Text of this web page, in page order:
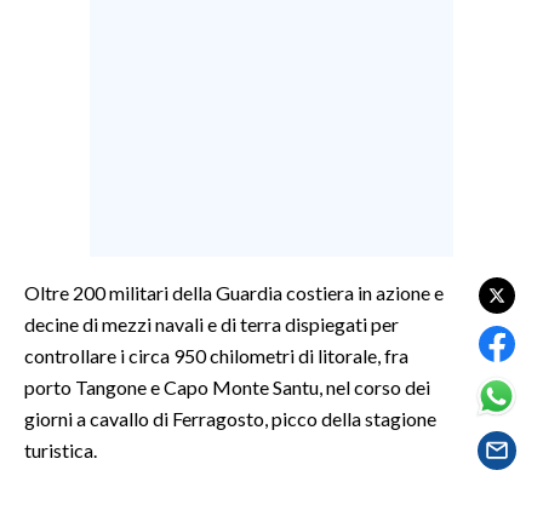
GOSSIP
SALUTE
SARDEGNA TURISMO
Oltre 200 militari della Guardia costiera in azione e
decine di mezzi navali e di terra dispiegati per
controllare i circa 950 chilometri di litorale, fra
porto Tangone e Capo Monte Santu, nel corso dei
giorni a cavallo di Ferragosto, picco della stagione
turistica.